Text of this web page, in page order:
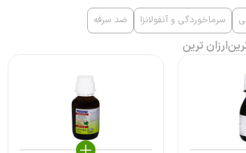
سرماخوردگی و آنفولانزا ضد سرفه
ارزان ترین